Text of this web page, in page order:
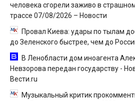
человека сгорели заживо в
трассе 07/08/2026 – Новости
Провал Киева: удары по тылам
до Зеленского быстрее, чем до
В Ленобласти дом иноагента
Невзорова передан государству -
Вести.ru
Музыкальный критик